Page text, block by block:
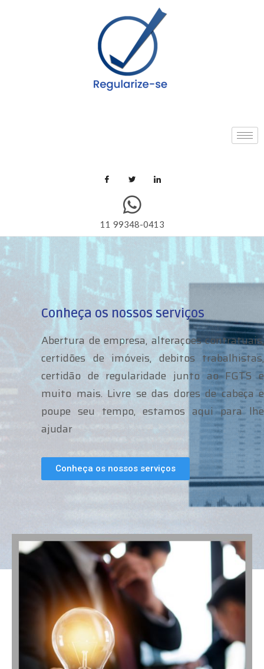
11 99348-0413
Conheça os nossos serviços
Abertura de empresa, alteraçoes contratuais,
certidões de imóveis, debitos trabalhistas,
certidão de regularidade junto ao FGTS e
muito mais. Livre se das dores de cabeça e
poupe seu tempo, estamos aqui para lhe
ajudar
Conheça os nossos serviços